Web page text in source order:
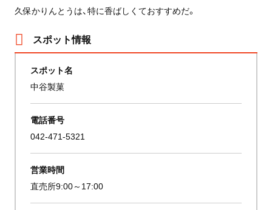
久保かりんとうは、特に香ばしくておすすめだ。
スポット情報
スポット名
中谷製菓
電話番号
042-471-5321
営業時間
直売所9:00～17:00